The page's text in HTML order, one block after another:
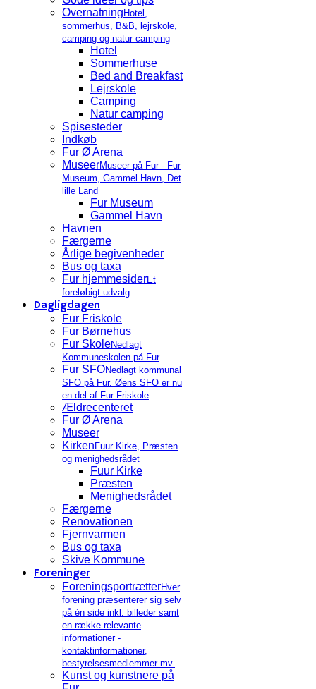
Overnatning Hotel,
sommerhus, B&B, lejrskole,
camping og natur camping
Hotel
Sommerhuse
Bed and Breakfast
Lejrskole
Camping
Natur camping
Spisesteder
Indkøb
Fur Ø Arena
MuseerMuseer på Fur - Fur
Museum, Gammel Havn, Det
lille Land
Fur Museum
Gammel Havn
Havnen
Færgerne
Årlige begivenheder
Bus og taxa
Fur hjemmesiderEt
foreløbigt udvalg
Dagligdagen
Fur Friskole
Fur Børnehus
Fur SkoleNedlagt
Kommuneskolen på Fur
Fur SFONedlagt kommunal
SFO på Fur. Øens SFO er nu
en del af Fur Friskole
Ældrecenteret
Fur Ø Arena
Museer
Kirken Fuur Kirke, Præsten
og menighedsrådet
Fuur Kirke
Præsten
Menighedsrådet
Færgerne
Renovationen
Fjernvarmen
Bus og taxa
Skive Kommune
Foreninger
ForeningsportrætterHver
forening præsenterer sig selv
på én side inkl. billeder samt
en række relevante
informationer -
kontaktinformationer,
bestyrelsesmedlemmer mv.
Kunst og kunstnere på